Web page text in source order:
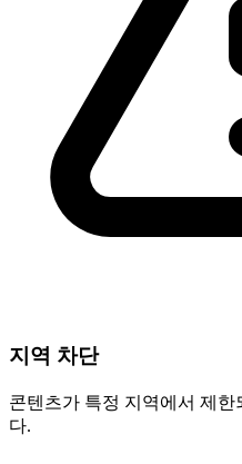
지역 차단
콘텐츠가 특정 지역에서 제한
다.